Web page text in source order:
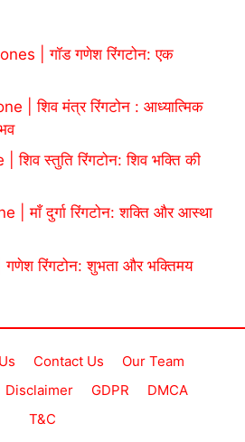
| गॉड गणेश रिंगटोन: एक
| शिव मंत्र रिंगटोन : आध्यात्मिक
स्तुति रिंगटोन: शिव भक्ति की
माँ दुर्गा रिंगटोन: शक्ति और आस्था
रिंगटोन: शुभता और भक्तिमय
Contact Us
Our Team
Disclaimer GDPR
DMCA
T&C